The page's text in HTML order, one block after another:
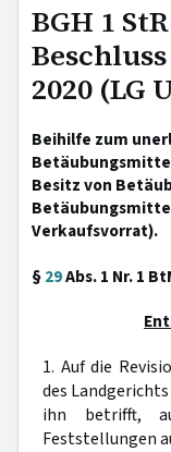
BGH 1
2020 (LG
Beihilfe zum
Besitz von
Verkaufsvorrat).
§29Abs. 1 Nr. 1
1. Auf die
des
ihn betrifft,
Feststellungen